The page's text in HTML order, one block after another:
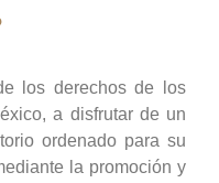
los derechos de los
a disfrutar de un
ordenado para su
la promoción y